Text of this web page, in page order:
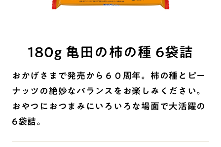
180g 亀田の柿の種 6袋詰
おかげさまで発売から６０周年。柿の種とピー
ナッツの絶妙なバランスをお楽しみください。
おやつにおつまみにいろいろな場面で大活躍の
6袋詰。